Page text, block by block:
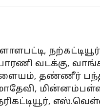
வடக்கு,
தண்ணீர்